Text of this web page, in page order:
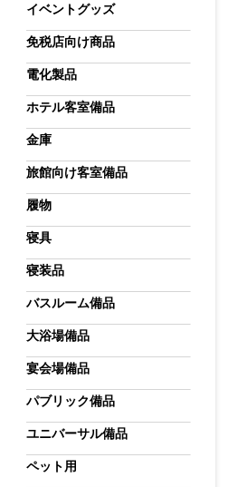
イベントグッズ
免税店向け商品
電化製品
ホテル客室備品
金庫
旅館向け客室備品
履物
寝具
寝装品
バスルーム備品
大浴場備品
宴会場備品
パブリック備品
ユニバーサル備品
ペット用